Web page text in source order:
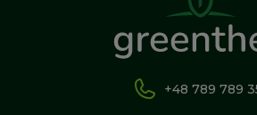
+48 789 789